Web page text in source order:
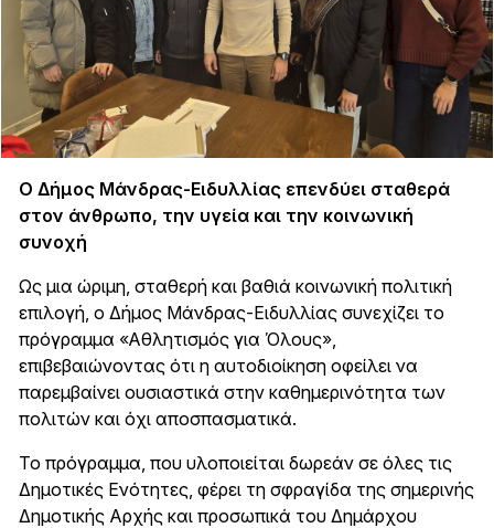
Ο Δήμος Μάνδρας-Ειδυλλίας επενδύει σταθερά
στον άνθρωπο, την υγεία και την κοινωνική
συνοχή
Ως μια ώριμη, σταθερή και βαθιά κοινωνική πολιτική
επιλογή, ο Δήμος Μάνδρας-Ειδυλλίας συνεχίζει το
πρόγραμμα «Αθλητισμός για Όλους»,
επιβεβαιώνοντας ότι η αυτοδιοίκηση οφείλει να
παρεμβαίνει ουσιαστικά στην καθημερινότητα των
πολιτών και όχι αποσπασματικά.
Το πρόγραμμα, που υλοποιείται δωρεάν σε όλες τις
Δημοτικές Ενότητες, φέρει τη σφραγίδα της σημερινής
Δημοτικής Αρχής και προσωπικά του Δημάρχου